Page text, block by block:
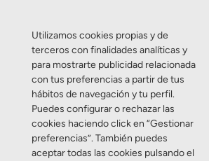
Etiqueta:higiene
Utilizamos cookies propias y de
terceros con finalidades analíticas y
para mostrarte publicidad relacionada
con tus preferencias a partir de tus
hábitos de navegación y tu perfil.
Puedes configurar o rechazar las
cookies haciendo click en “Gestionar
preferencias”. También puedes
aceptar todas las cookies pulsando el